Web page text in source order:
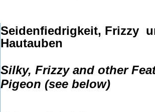
Seidenfiedrigkeit, Frizzy
Hautauben
Silky, Frizzy and other
Pigeon (see below)